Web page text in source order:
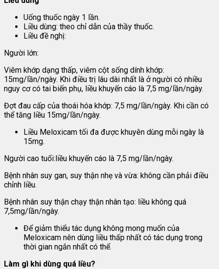
Uống thuốc ngày 1 lần.
Liều dùng: theo chỉ dẫn của thầy thuốc.
Liều đề nghị:
Người lớn:
Viêm khớp dạng thấp, viêm cột sống dính khớp:
15mg/lần/ngày. Khi điều trị lâu dài nhất là ở người có nhiều
nguy cơ có tai biến phụ, liều khuyến cáo là 7,5 mg/lần/ngày.
Đợt đau cấp của thoái hóa khớp: 7,5 mg/lần/ngày. Khi cần có
thể tăng liều 15mg/lần/ngày.
Liều Meloxicam tối đa được khuyên dùng mỗi ngày là
15mg.
Người cao tuổi:liều khuyến cáo là 7,5 mg/lần/ngày.
Bệnh nhân suy gan, suy thận nhẹ và vừa: không cần phải điều
chỉnh liều.
Bệnh nhân suy thận chạy thận nhân tạo: liều không quá
7,5mg/lần/ngày.
Để giảm thiểu tác dụng không mong muốn của
Meloxicam nên dùng liều thấp nhất có tác dụng trong
thời gian ngắn nhất có thể.
Làm gì khi dùng quá liều?